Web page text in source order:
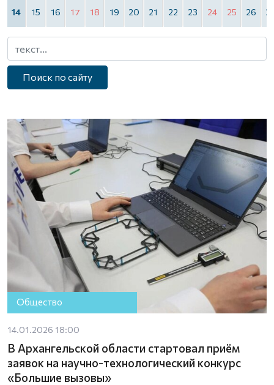
14 15 16 17 18 19 20 21 22 23 24 25 26
Поиск по сайту
Общество
14.01.2026 18:00
В Архангельской области стартовал приём
заявок на научно-технологический конкурс
«Большие вызовы»